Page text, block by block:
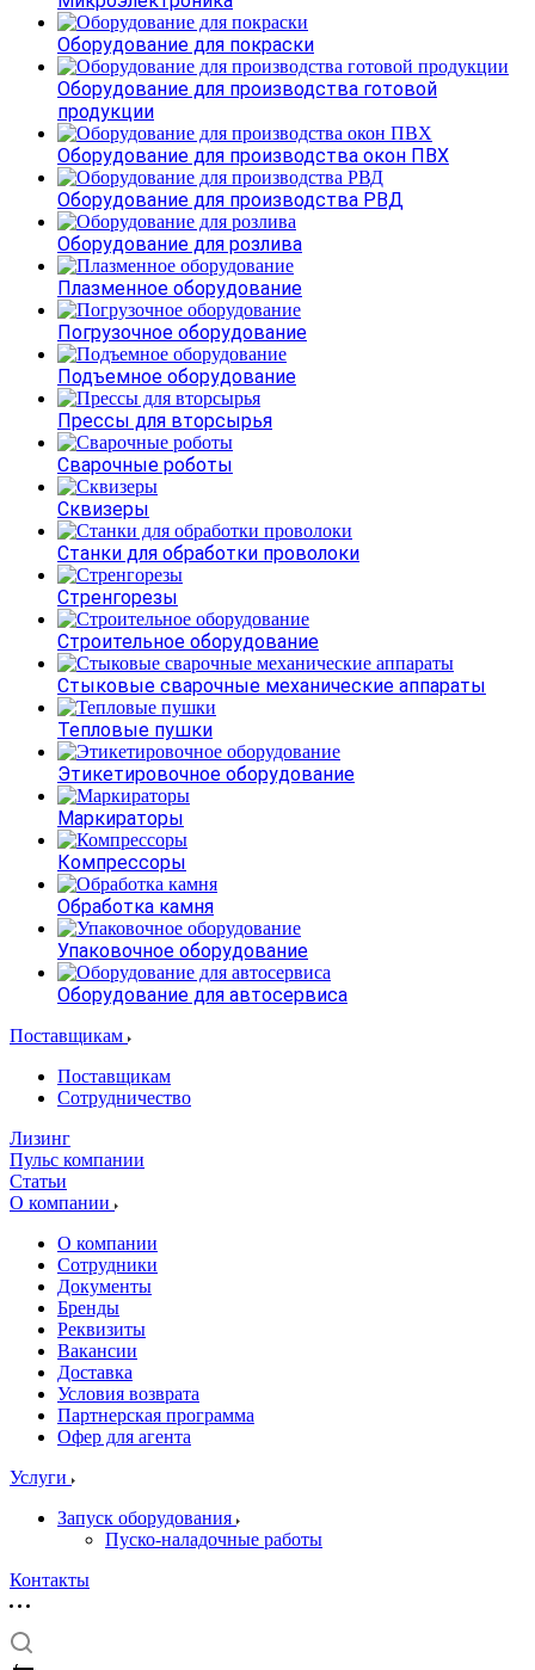
Оборудование для покраски
Оборудование для производства готовой
продукции
Оборудование для производства окон ПВХ
Оборудование для производства РВД
Оборудование для розлива
Плазменное оборудование
Погрузочное оборудование
Подъемное оборудование
Прессы для вторсырья
Сварочные роботы
Сквизеры
Станки для обработки проволоки
Стренгорезы
Строительное оборудование
Стыковые сварочные механические аппараты
Тепловые пушки
Этикетировочное оборудование
Маркираторы
Компрессоры
Обработка камня
Упаковочное оборудование
Оборудование для автосервиса
Поставщикам
Поставщикам
Сотрудничество
Лизинг
Пульс компании
Статьи
О компании
О компании
Сотрудники
Документы
Бренды
Реквизиты
Вакансии
Доставка
Условия возврата
Партнерская программа
Офер для агента
Услуги
Запуск оборудования
Пуско-наладочные работы
Контакты